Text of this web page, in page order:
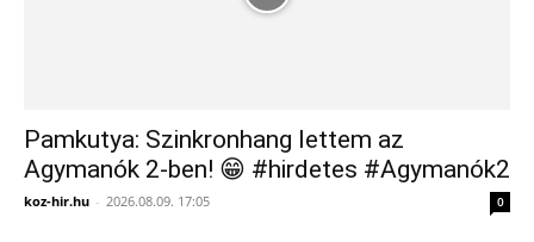
Pamkutya: Szinkronhang lettem az
Agymanók 2-ben! 😁 #hirdetes #Agymanók2
koz-hir.hu - 2026.08.09. 17:05 0